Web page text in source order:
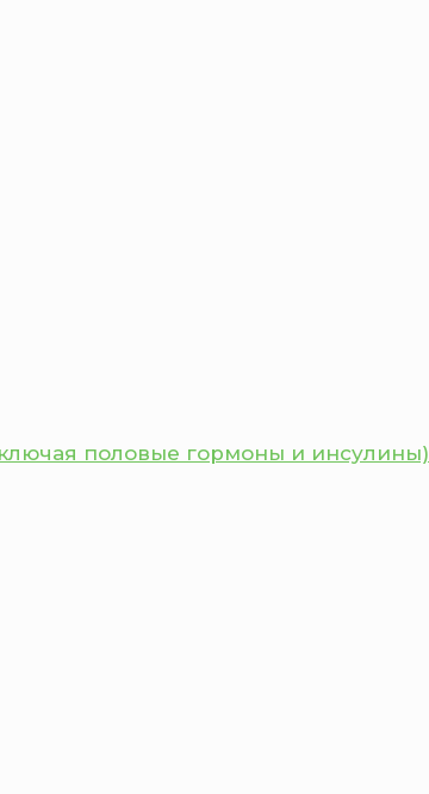
половые гормоны и инсулины)